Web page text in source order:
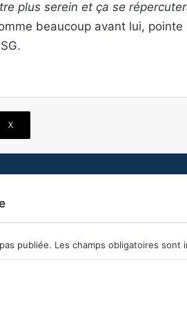
plus serein et ça se
beaucoup avant lui,
X
publiée. Les champs obligatoires sont